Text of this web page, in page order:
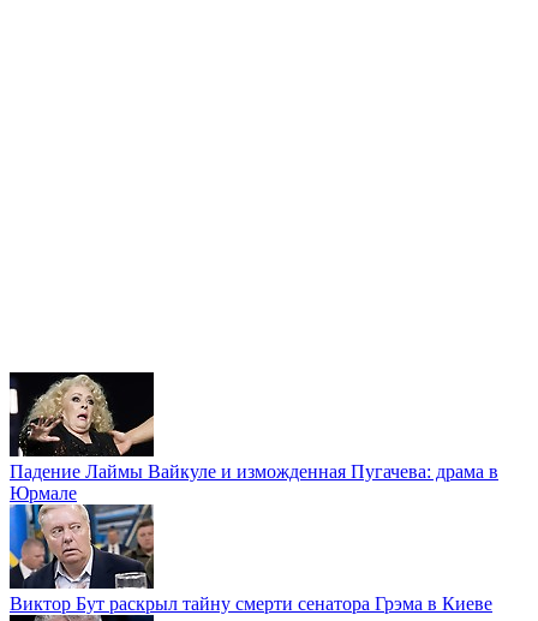
Падение Лаймы Вайкуле и изможденная Пугачева: драма в
Юрмале
Виктор Бут раскрыл тайну смерти сенатора Грэма в Киеве